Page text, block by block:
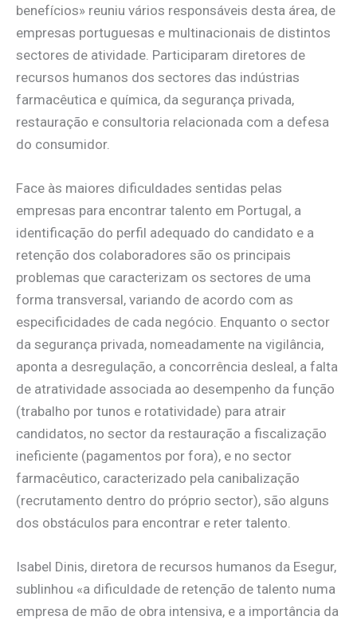
benefícios» reuniu vários responsáveis desta área, de
empresas portuguesas e multinacionais de distintos
sectores de atividade. Participaram diretores de
recursos humanos dos sectores das indústrias
farmacêutica e química, da segurança privada,
restauração e consultoria relacionada com a defesa
do consumidor.
Face às maiores dificuldades sentidas pelas
empresas para encontrar talento em Portugal, a
identificação do perfil adequado do candidato e a
retenção dos colaboradores são os principais
problemas que caracterizam os sectores de uma
forma transversal, variando de acordo com as
especificidades de cada negócio. Enquanto o sector
da segurança privada, nomeadamente na vigilância,
aponta a desregulação, a concorrência desleal, a falta
de atratividade associada ao desempenho da função
(trabalho por tunos e rotatividade) para atrair
candidatos, no sector da restauração a fiscalização
ineficiente (pagamentos por fora), e no sector
farmacêutico, caracterizado pela canibalização
(recrutamento dentro do próprio sector), são alguns
dos obstáculos para encontrar e reter talento.
Isabel Dinis, diretora de recursos humanos da Esegur,
sublinhou «a dificuldade de retenção de talento numa
empresa de mão de obra intensiva, e a importância da